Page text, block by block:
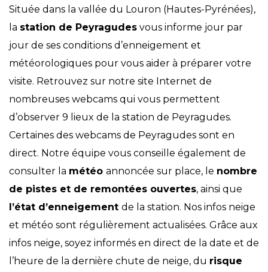
Située dans la vallée du Louron (Hautes-Pyrénées),
la station de Peyragudes vous informe jour par
jour de ses conditions d’enneigement et
météorologiques pour vous aider à préparer votre
visite. Retrouvez sur notre site Internet de
nombreuses webcams qui vous permettent
d’observer 9 lieux de la station de Peyragudes.
Certaines des webcams de Peyragudes sont en
direct. Notre équipe vous conseille également de
consulter la météo annoncée sur place, le nombre
de pistes et de remontées ouvertes, ainsi que
l’état d’enneigement de la station. Nos infos neige
et météo sont régulièrement actualisées. Grâce aux
infos neige, soyez informés en direct de la date et de
l’heure de la dernière chute de neige, du risque